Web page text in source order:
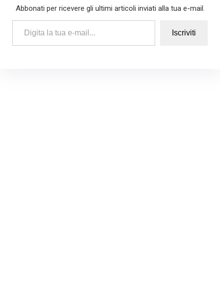
Abbonati per ricevere gli ultimi articoli inviati alla tua e-mail.
Digita la tua e-mail...
Iscriviti